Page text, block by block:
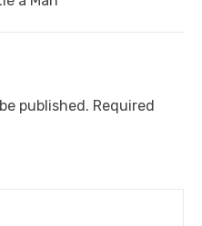
published. Required